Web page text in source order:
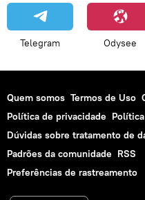
Telegram Odysee
Quem somos Termos de Uso
Política de privacidade
Dúvidas sobre tratamento de
Padrões da comunidade RSS
Preferências de rastreamento